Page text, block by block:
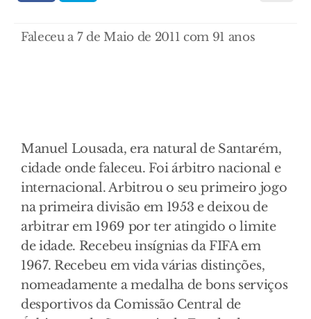
Faleceu a 7 de Maio de 2011 com 91 anos
Manuel Lousada, era natural de Santarém,
cidade onde faleceu. Foi árbitro nacional e
internacional. Arbitrou o seu primeiro jogo
na primeira divisão em 1953 e deixou de
arbitrar em 1969 por ter atingido o limite
de idade. Recebeu insígnias da FIFA em
1967. Recebeu em vida várias distinções,
nomeadamente a medalha de bons serviços
desportivos da Comissão Central de